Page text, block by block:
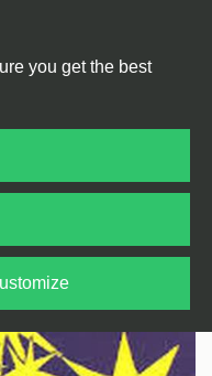
you get the best